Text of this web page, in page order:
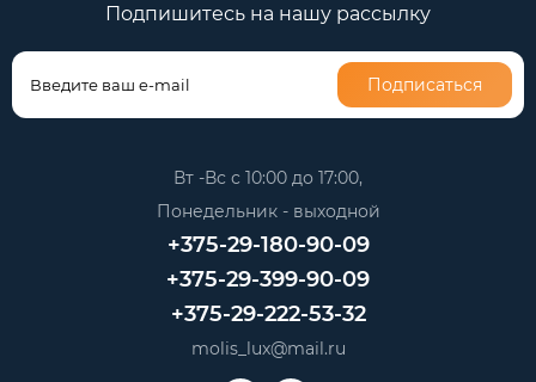
Подпишитесь на нашу рассылку
Подписаться
Вт -Вс с 10:00 до 17:00,
Понедельник - выходной
+375-29-180-90-09
+375-29-399-90-09
+375-29-222-53-32
molis_lux@mail.ru